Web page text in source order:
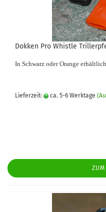
Dokken Pro Whistle
In Schwarz oder Orange erhältlich
Lieferzeit: ca. 5-6 Werktage